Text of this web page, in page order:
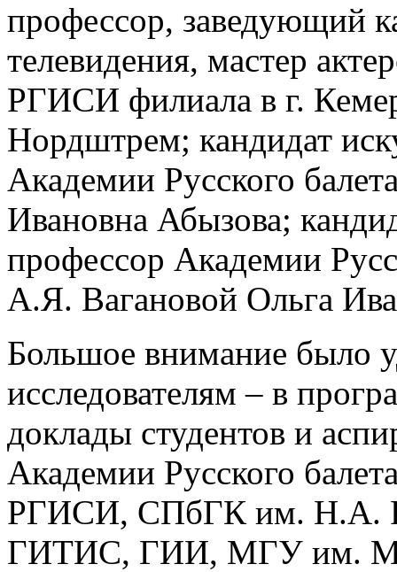
профессор, заведующий
телевидения, мастер
РГИСИ филиала в г.
Нордштрем; кандидат
Академии Русского
Ивановна Абызова;
профессор Академии
А.Я. Вагановой Ольга
Большое внимание было
исследователям – в
доклады студентов и
Академии Русского
РГИСИ, СПбГК им. Н.А.
ГИТИС, ГИИ, МГУ им.